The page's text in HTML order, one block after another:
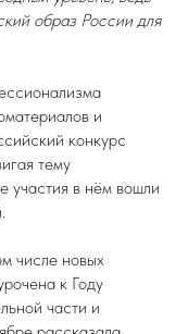
образ России для
и
конкурс
тему
участия в нём вошли
числе новых
к Году
части и